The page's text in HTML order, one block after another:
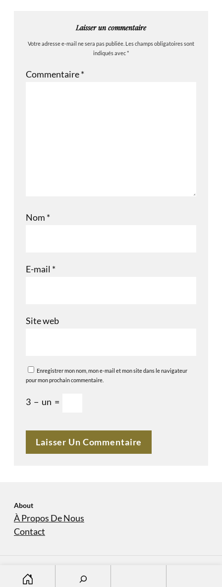
Laisser un commentaire
Votre adresse e-mail ne sera pas publiée. Les champs obligatoires sont
indiqués avec*
Commentaire*
Nom *
E-mail *
Site web
Enregistrer mon nom, mon e-mail et mon site dans le navigateur
pour mon prochain commentaire.
3 − un =
About
À Propos De Nous
Contact
Copyright © 2023